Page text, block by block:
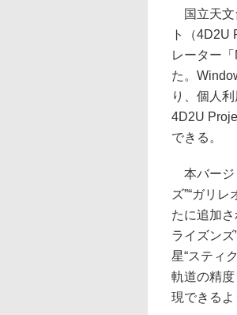
国立天文
ト（4D2U
レーター
た。
り、個人
4D2U
できる。
本バージ
ズ”“ガリレ
たに追加
ライズン
星“スティ
軌道の精
現できるよ